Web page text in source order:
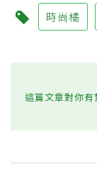
時尚橘
這篇文章對你有